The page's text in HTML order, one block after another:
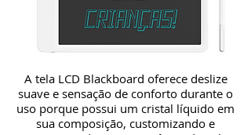
A tela LCD Blackboard oferece deslize
suave e sensação de conforto durante o
uso porque possui um cristal líquido em
sua composição, customizando e